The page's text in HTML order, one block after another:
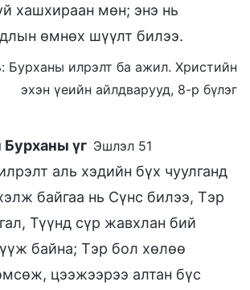
хашхираан мөн; энэ нь
өмнөх шүүлт билээ.
Бурханы илрэлт ба ажил. Христийн
эхэн үеийн айлдварууд, 8-р бүлэг
үг Эшлэл 51
аль хэдийн бүх чуулганд
байгаа нь Сүнс билээ, Тэр
Түүнд сүр жавхлан бий
байна; Тэр бол хөлөө
цээжээрээ алтан бүс